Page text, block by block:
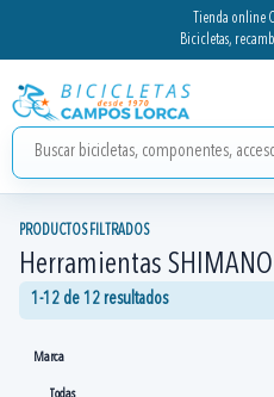
Tienda online
Bicicletas,
PRODUCTOS FILTRADOS
Herramientas SHIMANO
1-12 de 12 resultados
Marca